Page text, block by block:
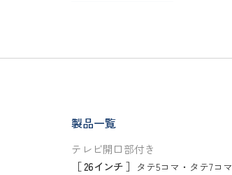
製品一覧
テレビ開口部付き
［ 26インチ ］ タテ5コマ ・ タテ7コマ